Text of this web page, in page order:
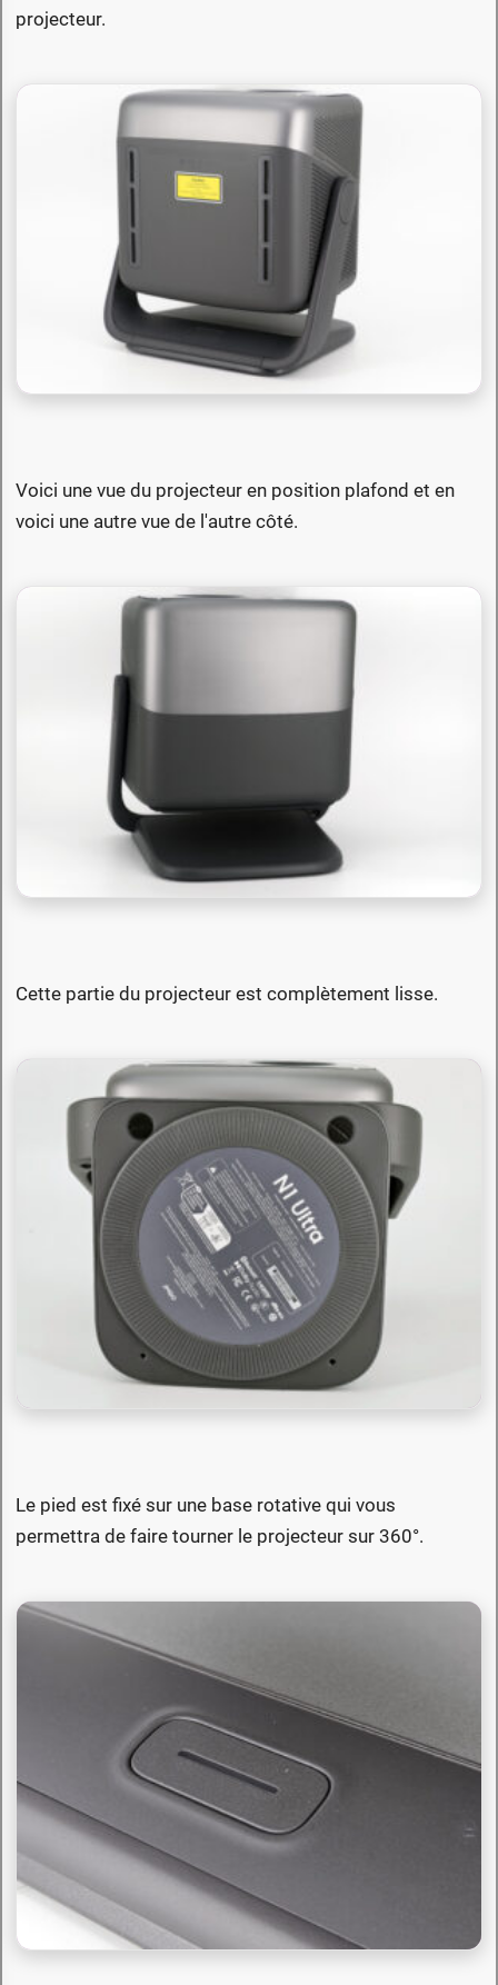
projecteur.
Voici une vue du projecteur en position plafond et en
voici une autre vue de l'autre côté.
Cette partie du projecteur est complètement lisse.
Le pied est fixé sur une base rotative qui vous
permettra de faire tourner le projecteur sur 360°.